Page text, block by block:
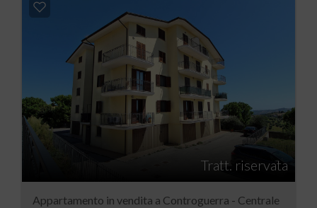
Tratt. riservata
Appartamento in vendita a Controguerra - Centrale